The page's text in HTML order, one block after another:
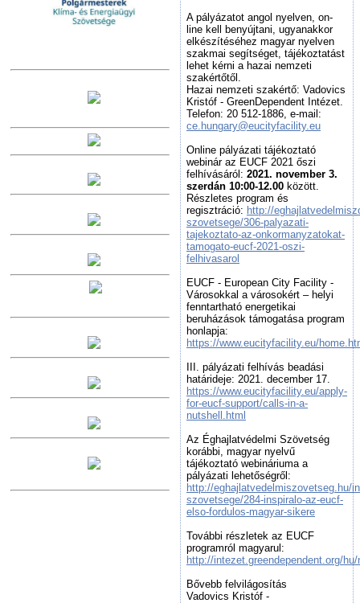
A pályázatot angol nyelven, on-
line kell benyújtani, ugyanakkor
elkészítéséhez magyar nyelven
szakmai segítséget, tájékoztatást
lehet kérni a hazai nemzeti
szakértőtől.
Hazai nemzeti szakértő: Vadovics
Kristóf - GreenDependent Intézet.
Telefon: 20 512-1886, e-mail:
ce.hungary@eucityfacility.eu
Online pályázati tájékoztató
webinár az EUCF 2021 őszi
felhívásáról: 2021. november 3.
szerdán 10:00-12.00 között.
Részletes program és
regisztráció: http://
szovetsege/306-palyazati-
tajekoztato-az-onkormanyzatokat-
tamogato-eucf-2021-oszi-
felhivasarol
EUCF - European City Facility -
Városokkal a városokért – helyi
fenntartható energetikai
beruházások támogatása program
honlapja:
https://www.eucityfacility.eu/
III. pályázati felhívás beadási
határideje: 2021. december 17.
https://www.eucityfacility.eu/apply-
for-eucf-support/calls-in-a-
nutshell.html
Az Éghajlatvédelmi Szövetség
korábbi, magyar nyelvű
tájékoztató webináriuma a
pályázati lehetőségről:
http://eghajlatvedelmiszovetseg.hu/
szovetsege/284-inspiralo-az-eucf-
elso-fordulos-magyar-sikere
További részletek az EUCF
programról magyarul:
http://intezet.greendependent.org/hu/
Bővebb felvilágosítás
Vadovics Kristóf -